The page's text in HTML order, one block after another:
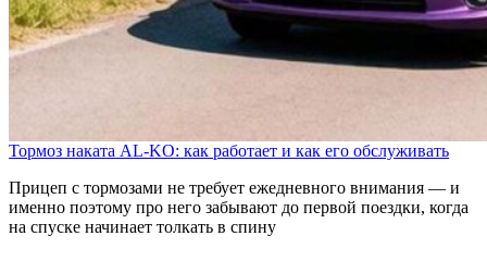
Тормоз наката AL-KO: как работает и как его обслуживать
Прицеп с тормозами не требует ежедневного внимания — и
именно поэтому про него забывают до первой поездки, когда
на спуске начинает толкать в спину